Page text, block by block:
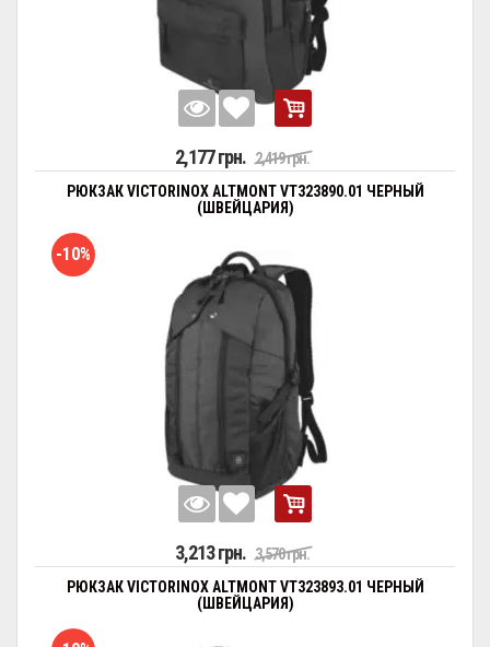
2,177 грн. 2,419 грн.
РЮКЗАК VICTORINOX ALTMONT VT323890.01 ЧЕРНЫЙ
(ШВЕЙЦАРИЯ)
-10%
3,213 грн. 3,570 грн.
РЮКЗАК VICTORINOX ALTMONT VT323893.01 ЧЕРНЫЙ
(ШВЕЙЦАРИЯ)